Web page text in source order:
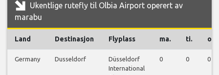
Ukentlige rutefly til Olbia Airport operert av
marabu
Land Destinasjon Flyplass ma. ti. on.
Germany Dusseldorf
Düsseldorf
International
0 0 0